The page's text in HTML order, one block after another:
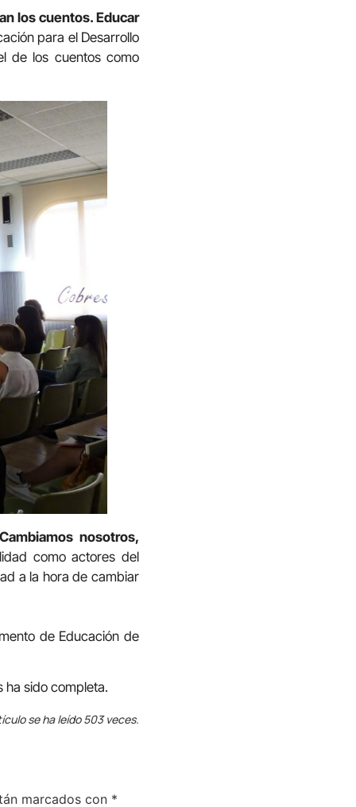
los cuentos. Educar
para el Desarrollo
de los cuentos como
nosotros,
como actores del
a la hora de cambiar
de Educación de
ha sido completa.
se ha leído 503 veces.
marcados con *